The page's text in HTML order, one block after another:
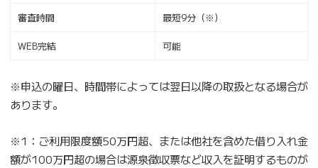
審査時間 最短9分（※）
WEB完結 可能
※申込の曜日、時間帯によっては翌日以降の取扱となる場合が
あります。
※1：ご利用限度額50万円超、または他社を含めた借り入れ金
額が100万円超の場合は源泉徴収票など収入を証明するものが